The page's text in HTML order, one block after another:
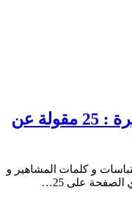
حكم و أقوال عن المقبرة : 25 مقولة عن
و كلمات المشاهير و
الصفحة على 25…